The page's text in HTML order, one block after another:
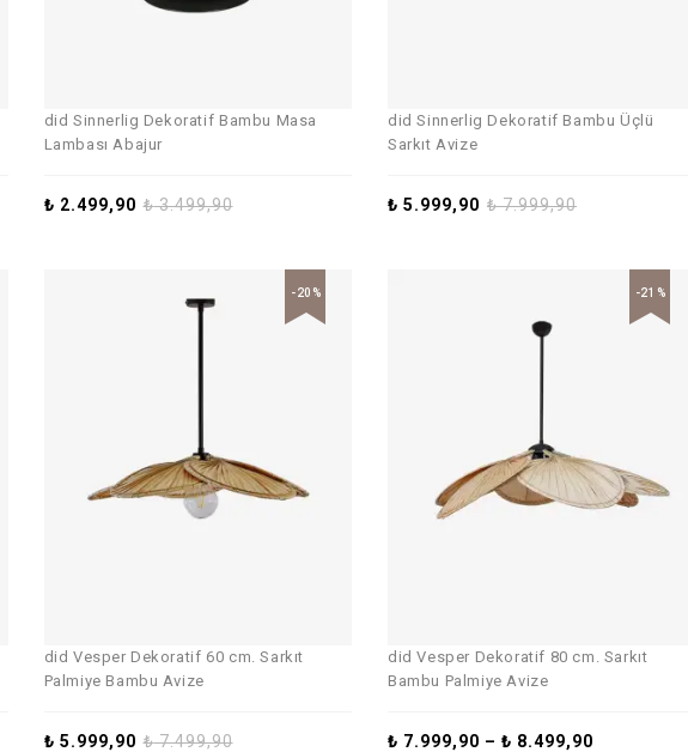
did Sinnerlig Dekoratif Bambu Masa
Lambası Abajur
₺3.499,90
₺ 2.499,90
did Sinnerlig Dekoratif Bambu Üçlü
Sarkıt Avize
₺7.999,90
₺ 5.999,90
-20%
did Vesper Dekoratif 60 cm. Sarkıt
Palmiye Bambu Avize
₺7.499,90
₺ 5.999,90
-21%
did Vesper Dekoratif 80 cm. Sarkıt
Bambu Palmiye Avize
₺ 7.999,90 – ₺ 8.499,90